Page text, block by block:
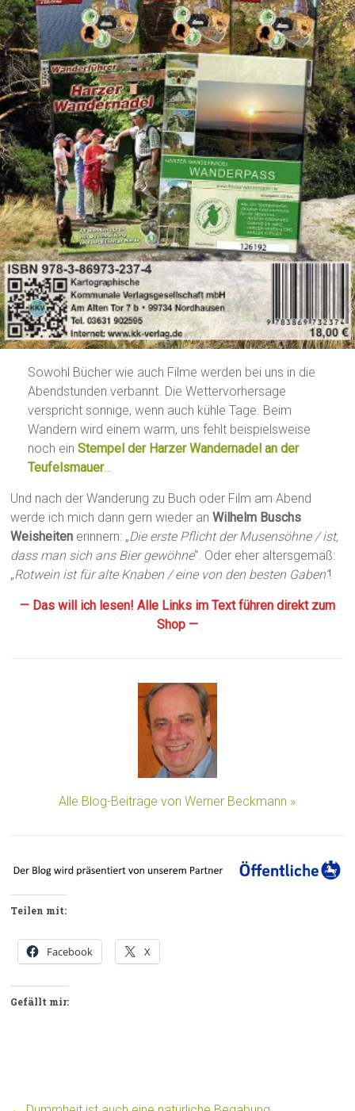
Sowohl Bücher wie auch Filme werden bei uns in die
Abendstunden verbannt. Die Wettervorhersage
verspricht sonnige, wenn auch kühle Tage. Beim
Wandern wird einem warm, uns fehlt beispielsweise
noch ein Stempel der Harzer Wandernadel an der
Teufelsmauer…
Und nach der Wanderung zu Buch oder Film am Abend
werde ich mich dann gern wieder anWilhelm Buschs
Weisheiten erinnern: „Die erste Pflicht der Musensöhne / ist,
dass man sich ans Bier gewöhne“. Oder eher altersgemäß:
„Rotwein ist für alte Knaben / eine von den besten Gaben“!
— Das will ich lesen! Alle Links im Text führen direkt zum
Shop —
Alle Blog-Beiträge von Werner Beckmann »
Teilen mit:
Facebook X
Gefällt mir: